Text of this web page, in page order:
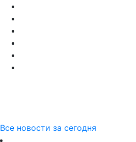
Все новости за сегодня